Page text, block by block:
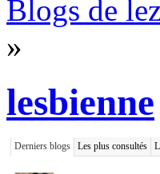
Blogs de
»
lesbienne
Derniers blogs Les plus consultés